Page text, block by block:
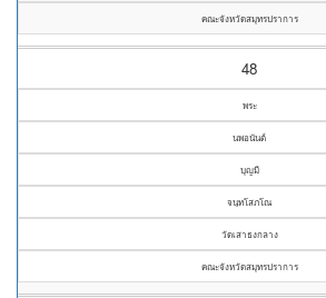
คณะจังหวัดสมุทรปราการ
48
พระ
นพอนันต์
บุญมี
จนฺทโสภโณ
วัดเสาธงกลาง
คณะจังหวัดสมุทรปราการ